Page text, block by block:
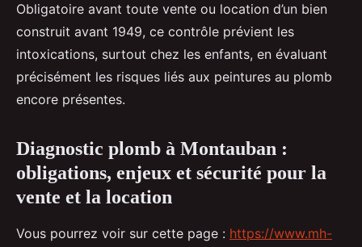
Inaya•15 mai 2025• 5 min de lecture
Obligatoire avant toute vente ou location d’un bien
construit avant 1949, ce contrôle prévient les
intoxications, surtout chez les enfants, en évaluant
précisément les risques liés aux peintures au plomb
encore présentes.
Diagnostic plomb à Montauban :
obligations, enjeux et sécurité pour la
vente et la location
Vous pourrez voir sur cette page : https://www.mh-